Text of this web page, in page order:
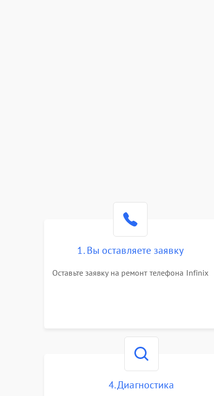
1. Вы оставляете заявку
Оставьте заявку на ремонт телефона Infinix
4. Диагностика